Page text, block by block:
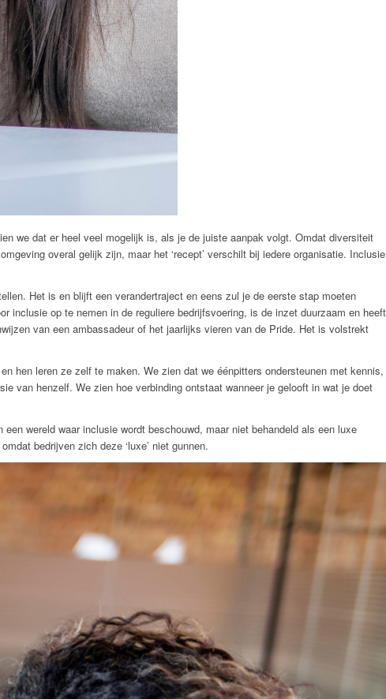
we dat er heel veel mogelijk is, als je de juiste aanpak volgt. Omdat diversiteit
overal gelijk zijn, maar het ‘recept’ verschilt bij iedere organisatie. Inclusie
Het is en blijft een verandertraject en eens zul je de eerste stap moeten
op te nemen in de reguliere bedrijfsvoering, is de inzet duurzaam en heeft
van een ambassadeur of het jaarlijks vieren van de Pride. Het is volstrekt
hen leren ze zelf te maken. We zien dat we éénpitters ondersteunen met kennis,
van henzelf. We zien hoe verbinding ontstaat wanneer je gelooft in wat je doet
wereld waar inclusie wordt beschouwd, maar niet behandeld als een luxe
bedrijven zich deze ‘luxe’ niet gunnen.